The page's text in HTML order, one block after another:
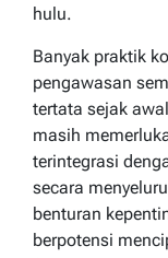
hulu.
Banyak praktik
pengawasan
tertata sejak
masih
terintegrasi
secara
benturan
berpotensi